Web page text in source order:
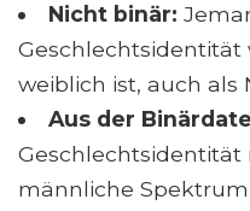
Nicht binär:
weiblich ist, auch als
Aus der
männliche